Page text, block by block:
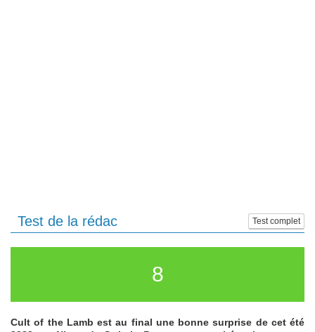
Test complet
Test de la rédac
8
Cult of the Lamb est au final une bonne surprise de cet été